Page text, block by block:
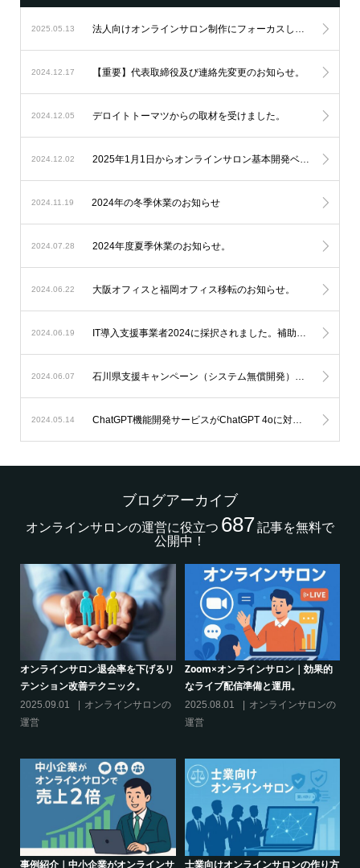
2025.05.13 法人向けオンラインサロン制作にフォーカスし続け、設立6周年を迎えました。
2024.12.17 【重要】代表取締役及び連絡先変更のお知らせ。
2024.12.05 デロイトトーマツからの取材を受けました。
2024.12.02 2025年1月1日からオンラインサロン基本開発ベースシステムの料金改定を実施します。
2024.11.19 2024年の冬季休業のお知らせ
2024.07.28 2024年度夏季休業のお知らせ。
2024.06.22 大阪オフィスと福岡オフィス移転のお知らせ。
2024.06.19 IT導入支援事業者2024に採択されました。補助金を利用したオンラインサロン開発が可能になります。
2024.06.07 石川県支援キャンペーン（システム無償開発）延長のお知らせ。
2024.05.14 ChatGPT機能開発サービスがChatGPT 4oに対応します。
ブログアーカイブ
オンラインサロンの運営に役立つ 687記事を無料で
公開中！
シリーズ連載【運営者のお悩み解
決】ココがポイント！リスキリング
サロン運営必須3箇条
2025.03.27
オンラインサロンでの”学び”がこれ
からのリスキリングを先導すると言
えるこれだけの”理由”
2025.02.27